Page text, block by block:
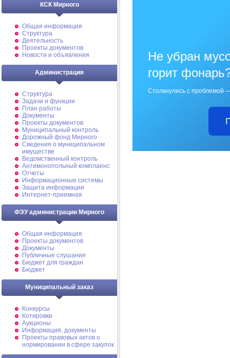
КСК Мирного
Общая информация
Структура
Деятельность
Проекты документов
Новости и объявления
Администрация
Структура
Задачи и функции
План работы
Документы
Проекты документов
Муниципальный контроль
Дорожный фонд Мирного
Cведения о муниципальном
имуществе
Ведомственный контроль
Антимонопольный комплаенс
Отчеты
Информационные системы
Защита информации
Интернет-приемная
ФЭУ администрации Мирного
Общая информация
Проекты документов
Документы
Публичные слушания
Бюджет для граждан
Бюджет
Муниципальный заказ
Конкурсы
Котировки
Аукционы
Информация, документы
Проекты правовых актов о
нормировании в сфере закупок
Не убран
горит
Столкнулись с проблемой